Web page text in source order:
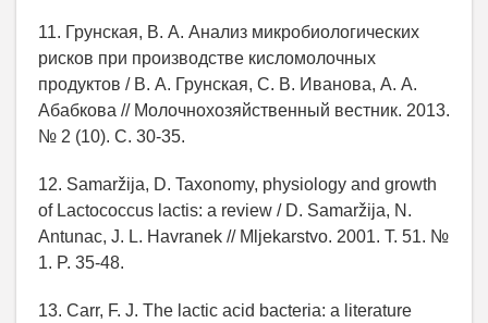
11. Грунская, В. А. Анализ микробиологических
рисков при производстве кисломолочных
продуктов / В. А. Грунская, С. В. Иванова, А. А.
Абабкова // Молочнохозяйственный вестник. 2013.
№ 2 (10). С. 30-35.
12. Samaržija, D. Taxonomy, physiology and growth
of Lactococcus lactis: a review / D. Samaržija, N.
Antunac, J. L. Havranek // Mljekarstvo. 2001. Т. 51. №
1. P. 35-48.
13. Carr, F. J. The lactic acid bacteria: a literature